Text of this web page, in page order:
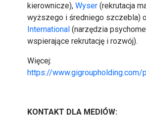
kierownicze), Wyser(rekrutacja
wyższego i średniego szczebla)
International(narzędzia
wspierające rekrutację i rozwój).
Więcej:
https://www.gigroupholding.com/
KONTAKT DLA MEDIÓW: